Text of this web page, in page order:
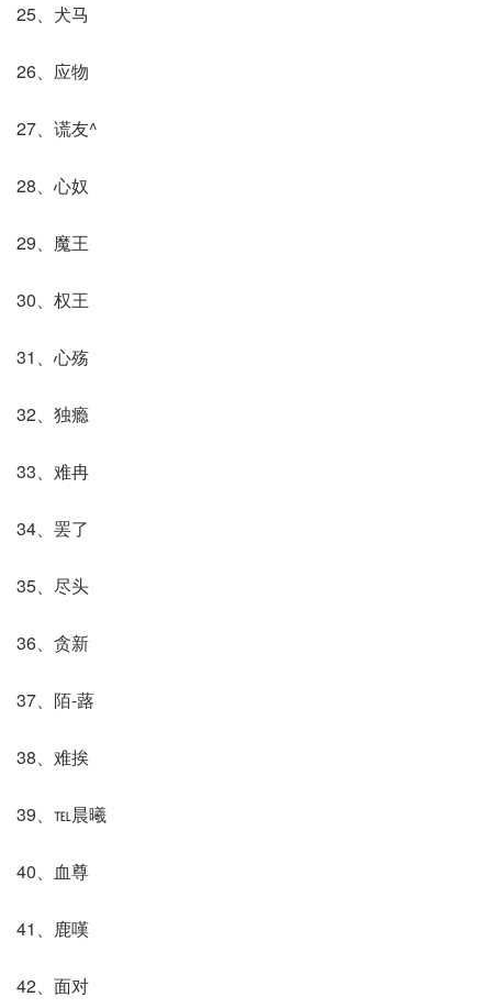
25、犬马
26、应物
27、谎友^
28、心奴
29、魔王
30、权王
31、心殇
32、独瘾
33、难冉
34、罢了
35、尽头
36、贪新
37、陌-蕗
38、难挨
39、℡晨曦
40、血尊
41、鹿嘆
42、面对